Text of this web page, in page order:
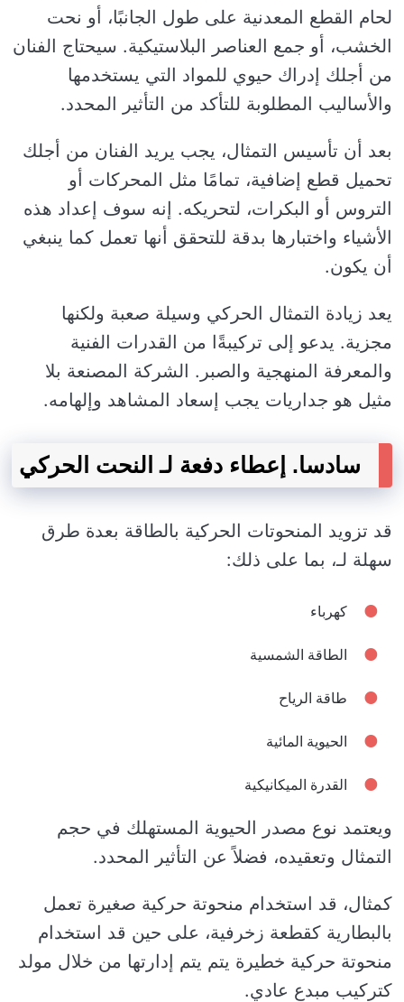
لحام القطع المعدنية على طول الجانبًا، أو نحت
الخشب، أو جمع العناصر البلاستيكية. سيحتاج الفنان
من أجلك إدراك حيوي للمواد التي يستخدمها
والأساليب المطلوبة للتأكد من التأثير المحدد.
بعد أن تأسيس التمثال، يجب يريد الفنان من أجلك
تحميل قطع إضافية، تمامًا مثل المحركات أو
التروس أو البكرات، لتحريكه. إنه سوف إعداد هذه
الأشياء واختبارها بدقة للتحقق أنها تعمل كما ينبغي
أن يكون.
يعد زيادة التمثال الحركي وسيلة صعبة ولكنها
مجزية. يدعو إلى تركيبةًا من القدرات الفنية
والمعرفة المنهجية والصبر. الشركة المصنعة بلا
مثيل هو جداريات يجب إسعاد المشاهد وإلهامه.
سادسا. إعطاء دفعة لـ النحت الحركي
قد تزويد المنحوتات الحركية بالطاقة بعدة طرق
سهلة لـ، بما على ذلك:
كهرباء
الطاقة الشمسية
طاقة الرياح
الحيوية المائية
القدرة الميكانيكية
ويعتمد نوع مصدر الحيوية المستهلك في حجم
التمثال وتعقيده، فضلاً عن التأثير المحدد.
كمثال، قد استخدام منحوتة حركية صغيرة تعمل
بالبطارية كقطعة زخرفية، على حين قد استخدام
منحوتة حركية خطيرة يتم يتم إدارتها من خلال مولد
كتركيب مبدع عادي.